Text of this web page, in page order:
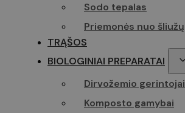
Sodo tepalas
Priemonės nuo šliužų
TRĄŠOS
BIOLOGINIAI PREPARATAI
Dirvožemio gerintojai
Komposto gamybai